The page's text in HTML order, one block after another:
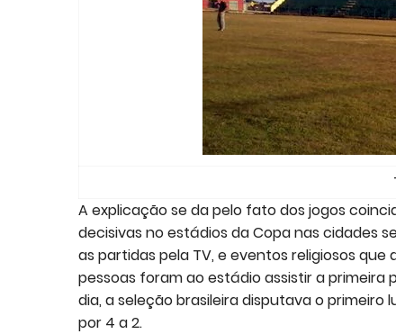
A explicação se da pelo fato dos jogos
decisivas no estádios da Copa nas cidades
as partidas pela TV, e eventos religiosos
pessoas foram ao estádio assistir a primeira
dia, a seleção brasileira disputava o primeiro
por 4 a 2.